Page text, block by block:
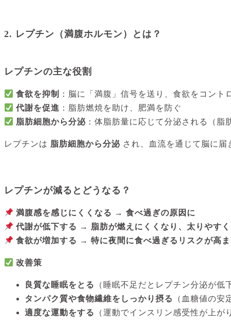
2. レプチン（満腹ホルモン）とは？
レプチンの主な役割
食欲を抑制
：脳に「満腹」信号を送り、食欲をコント
代謝を促進 ：脂肪燃焼を助け、肥満を防ぐ
脂肪細胞から分泌 ：体脂肪量に応じて分泌される（脂
レプチンは 脂肪細胞から分泌 され、血流を通じて脳に届
レプチンが減るとどうなる？
満腹感を感じにくくなる →食べ過ぎの原因に
代謝が低下する → 脂肪が燃えにくくなり、太りやす
食欲が増加する →特に夜間に食べ過ぎるリスクが高ま
改善策
良質な睡眠をとる
（睡眠不足だとレプチン分泌が低
タンパク質や食物繊維をしっかり摂る
（血糖値の安
適度な運動をする
（運動でインスリン感受性が上が